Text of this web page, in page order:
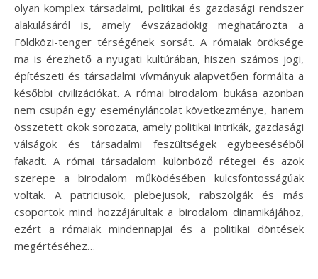
olyan komplex társadalmi, politikai és gazdasági rendszer
alakulásáról is, amely évszázadokig meghatározta a
Földközi-tenger térségének sorsát. A rómaiak öröksége
ma is érezhető a nyugati kultúrában, hiszen számos jogi,
építészeti és társadalmi vívmányuk alapvetően formálta a
későbbi civilizációkat. A római birodalom bukása azonban
nem csupán egy eseményláncolat következménye, hanem
összetett okok sorozata, amely politikai intrikák, gazdasági
válságok és társadalmi feszültségek egybeeséséből
fakadt. A római társadalom különböző rétegei és azok
szerepe a birodalom működésében kulcsfontosságúak
voltak. A patriciusok, plebejusok, rabszolgák és más
csoportok mind hozzájárultak a birodalom dinamikájához,
ezért a rómaiak mindennapjai és a politikai döntések
megértéséhez…